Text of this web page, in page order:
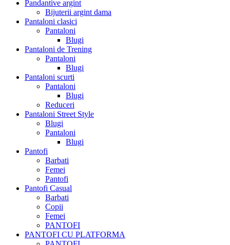
Pandantive argint
Bijuterii argint dama
Pantaloni clasici
Pantaloni
Blugi
Pantaloni de Trening
Pantaloni
Blugi
Pantaloni scurti
Pantaloni
Blugi
Reduceri
Pantaloni Street Style
Blugi
Pantaloni
Blugi
Pantofi
Barbati
Femei
Pantofi
Pantofi Casual
Barbati
Copii
Femei
PANTOFI
PANTOFI CU PLATFORMA